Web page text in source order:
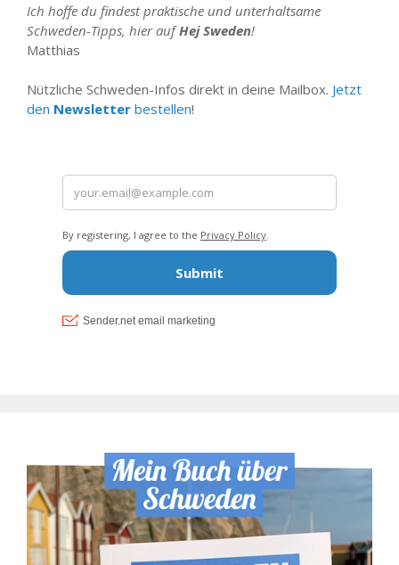
Ich hoffe du findest praktische und unterhaltsame
Schweden-Tipps, hier aufHej Sweden!
Matthias
Nützliche Schweden-Infos direkt in deine Mailbox. Jetzt
den Newsletter bestellen!